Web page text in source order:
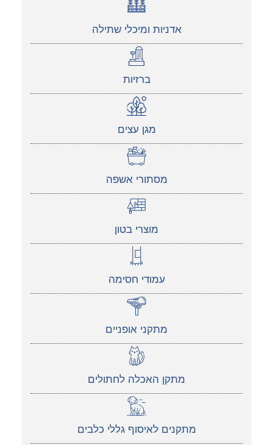
אדניות ומיכלי שתילה
ברזיות
מגן עצים
מסתורי אשפה
מוצרי בטון
עמודי חסימה
מתקני אופניים
מתקן האכלה לחתולים
מתקנים לאיסוף גללי כלבים